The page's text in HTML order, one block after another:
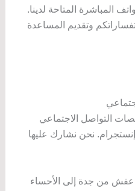
المباشرة المتاحة لدينا.
وتقديم المساعدة
التواصل الاجتماعي
نحن نشارك عليها
من جدة إلى الأحساء